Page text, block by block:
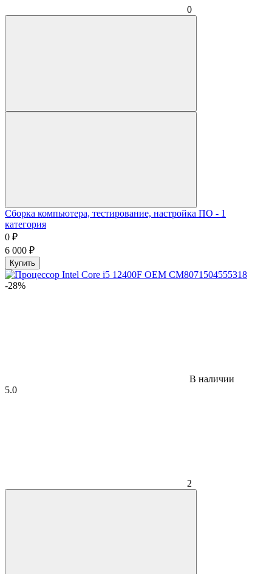
0
Сборка компьютера, тестирование, настройка ПО - 1
категория
0 ₽
6 000 ₽
Купить
-28%
В наличии
5.0
2